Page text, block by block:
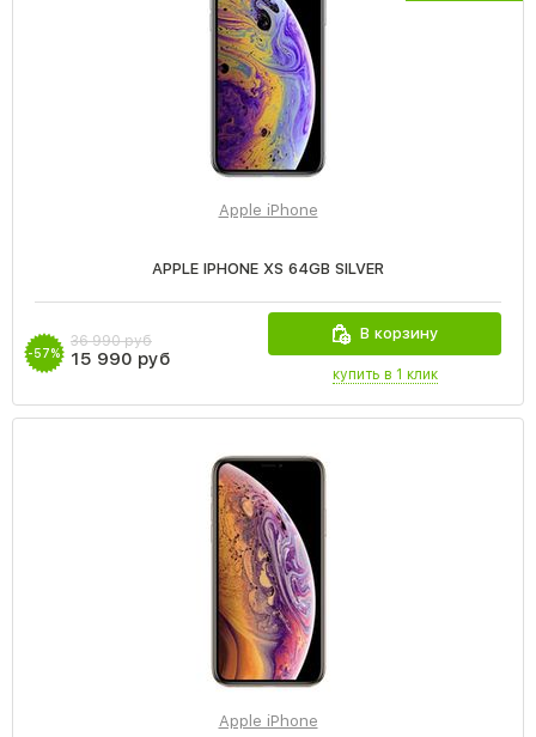
Apple iPhone
APPLE IPHONE XS 64GB SILVER
-57%
36 990 руб
15 990 руб
В корзину
купить в 1 клик
Apple iPhone